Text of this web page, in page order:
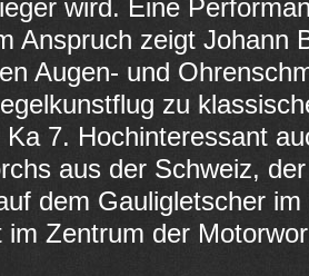
wird. Eine
Anspruch zeigt Johann
Augen- und
zu
Ka 7. Hochinteressant
aus der Schweiz,
dem Gauligletscher
im Zentrum der